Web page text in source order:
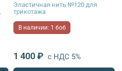
Эластичная нить №120 для
трикотажа
В наличии: 1 боб
1 400 ₽ с НДС 5%